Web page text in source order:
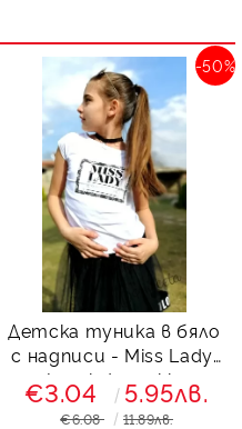
Детска туника в бяло
с надписи - Miss Lady,
je suis tres chic
-50%
€3.04 5.95лв.
€6.08 11.89лв.